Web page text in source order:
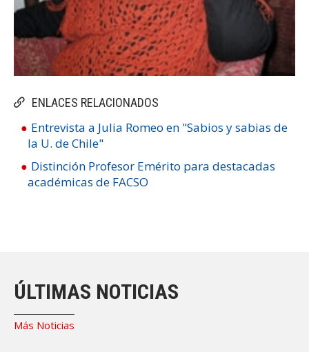
ENLACES RELACIONADOS
Entrevista a Julia Romeo en "Sabios y sabias de
la U. de Chile"
Distinción Profesor Emérito para destacadas
académicas de FACSO
ÚLTIMAS NOTICIAS
Más Noticias